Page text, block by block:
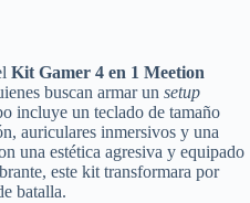
Kit Gamer 4 en 1 Meetion
buscan armar un setup
incluye un teclado de tamaño
auriculares inmersivos y una
una estética agresiva y equipado
este kit transformara por
batalla.